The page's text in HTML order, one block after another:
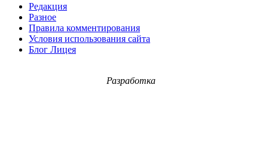
Редакция
Разное
Правила комментирования
Условия использования сайта
Блог Лицея
Разработка